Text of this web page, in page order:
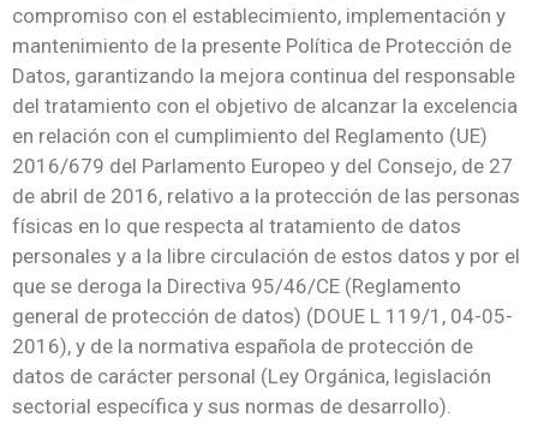
compromiso con el establecimiento, implementación y
mantenimiento de la presente Política de Protección de
Datos, garantizando la mejora continua del responsable
del tratamiento con el objetivo de alcanzar la excelencia
en relación con el cumplimiento del Reglamento (UE)
2016/679 del Parlamento Europeo y del Consejo, de 27
de abril de 2016, relativo a la protección de las personas
físicas en lo que respecta al tratamiento de datos
personales y a la libre circulación de estos datos y por el
que se deroga la Directiva 95/46/CE (Reglamento
general de protección de datos) (DOUE L 119/1, 04-05-
2016), y de la normativa española de protección de
datos de carácter personal (Ley Orgánica, legislación
sectorial específica y sus normas de desarrollo).